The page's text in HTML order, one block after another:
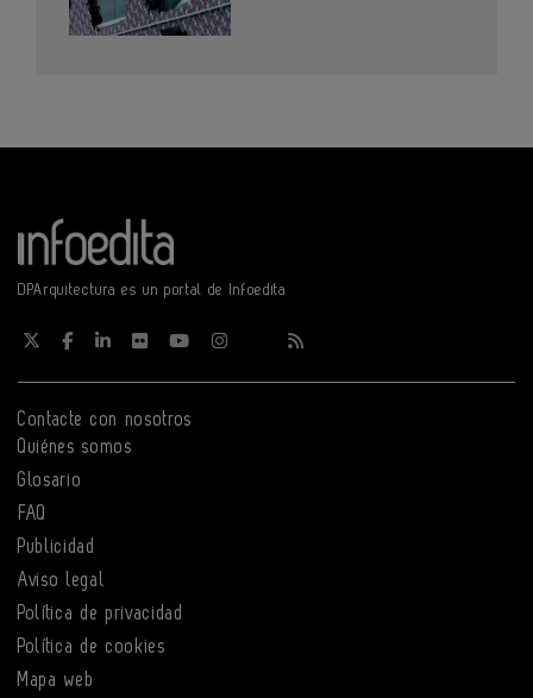
DPArquitectura es un portal de Infoedita
Contacte con nosotros
Quiénes somos
Glosario
FAQ
Publicidad
Aviso legal
Política de privacidad
Política de cookies
Mapa web